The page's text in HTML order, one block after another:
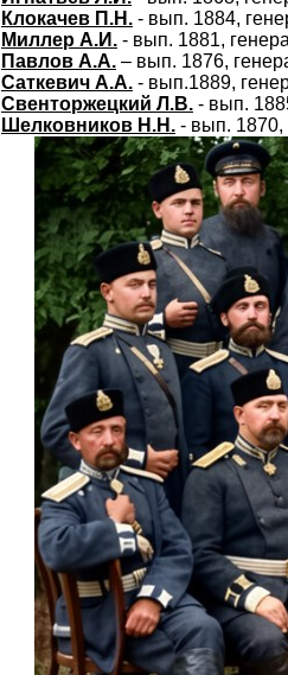
Клокачев П.Н. - вып. 1884,
Миллер А.И. - вып. 1881,
Павлов А.А. – вып. 1876,
Саткевич А.А. - вып.1889,
Свенторжецкий Л.В. - вып.
Шелковников Н.Н. - вып. 1870,